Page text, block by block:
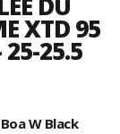
DU
XTD 95
25-25.5
W Black